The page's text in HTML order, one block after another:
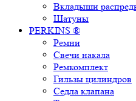
Вкладыши
Шатуны
PERKINS ®
Ремни
Свечи накала
Ремкомплект
Гильзы цилиндров
Седла клапана